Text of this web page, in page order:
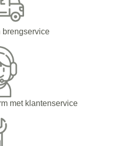
brengservice
met klantenservice